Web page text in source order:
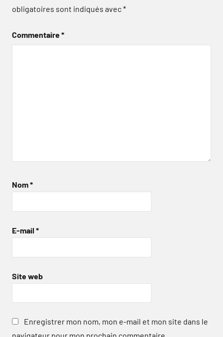
obligatoires sont indiqués avec*
Commentaire*
Nom*
E-mail *
Site web
Enregistrer mon nom, mon e-mail et mon site dans le